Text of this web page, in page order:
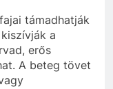
támadhatják
a
erős
A beteg tövet